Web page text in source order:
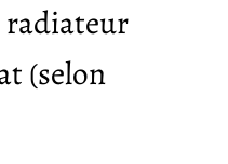
(selon